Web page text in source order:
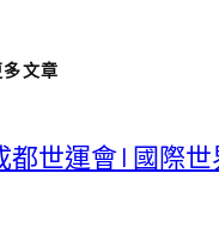
多文章
都世運會 | 國際